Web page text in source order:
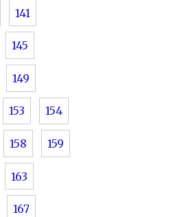
141
145
149
153 154
158 159
163
167